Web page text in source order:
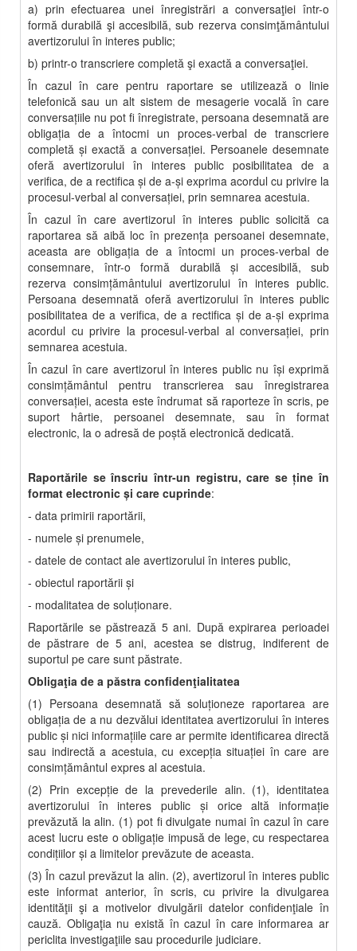
a) prin efectuarea unei înregistrări a conversaţiei într-o
formă durabilă şi accesibilă, sub rezerva consimţământului
avertizorului în interes public;
b) printr-o transcriere completă şi exactă a conversaţiei.
În cazul în care pentru raportare se utilizează o linie
telefonică sau un alt sistem de mesagerie vocală în care
conversaţiile nu pot fi înregistrate, persoana desemnată are
obligaţia de a întocmi un proces-verbal de transcriere
completă şi exactă a conversaţiei. Persoanele desemnate
oferă avertizorului în interes public posibilitatea de a
verifica, de a rectifica şi de a-şi exprima acordul cu privire la
procesul-verbal al conversaţiei, prin semnarea acestuia.
În cazul în care avertizorul în interes public solicită ca
raportarea să aibă loc în prezenţa persoanei desemnate,
aceasta are obligaţia de a întocmi un proces-verbal de
consemnare, într-o formă durabilă şi accesibilă, sub
rezerva consimţământului avertizorului în interes public.
Persoana desemnată oferă avertizorului în interes public
posibilitatea de a verifica, de a rectifica şi de a-şi exprima
acordul cu privire la procesul-verbal al conversaţiei, prin
semnarea acestuia.
În cazul în care avertizorul în interes public nu îşi exprimă
consimţământul pentru transcrierea sau înregistrarea
conversaţiei, acesta este îndrumat să raporteze în scris, pe
suport hârtie, persoanei desemnate, sau în format
electronic, la o adresă de poştă electronică dedicată.
Raportările se înscriu într-un registru, care se ține în
format electronic și care cuprinde:
- data primirii raportării,
- numele şi prenumele,
- datele de contact ale avertizorului în interes public,
- obiectul raportării şi
- modalitatea de soluţionare.
Raportările se păstrează 5 ani. După expirarea perioadei
de păstrare de 5 ani, acestea se distrug, indiferent de
suportul pe care sunt păstrate.
Obligaţia de a păstra confidenţialitatea
(1) Persoana desemnată să soluţioneze raportarea are
obligaţia de a nu dezvălui identitatea avertizorului în interes
public şi nici informaţiile care ar permite identificarea directă
sau indirectă a acestuia, cu excepţia situaţiei în care are
consimţământul expres al acestuia.
(2) Prin excepţie de la prevederile alin. (1), identitatea
avertizorului în interes public şi orice altă informaţie
prevăzută la alin. (1) pot fi divulgate numai în cazul în care
acest lucru este o obligaţie impusă de lege, cu respectarea
condiţiilor şi a limitelor prevăzute de aceasta.
(3) În cazul prevăzut la alin. (2), avertizorul în interes public
este informat anterior, în scris, cu privire la divulgarea
identităţii şi a motivelor divulgării datelor confidenţiale în
cauză. Obligaţia nu există în cazul în care informarea ar
periclita investigaţiile sau procedurile judiciare.